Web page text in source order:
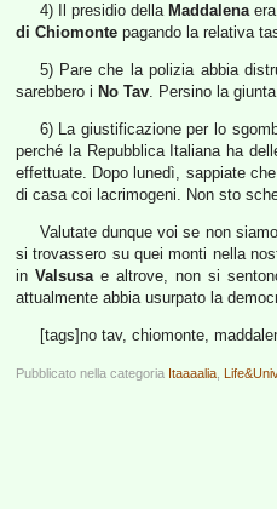
4) Il presidio della Maddalenaera
di Chiomonte pagando la relativa
5) Pare che la polizia abbia
sarebbero i No Tav. Persino la giunta
6) La giustificazione per lo
perché la Repubblica Italiana ha
effettuate. Dopo lunedì, sappiate
di casa coi lacrimogeni. Non sto
Valutate dunque voi se non
si trovassero su quei monti nella
inValsusae altrove, non si
attualmente abbia usurpato la
[tags]no tav, chiomonte,
Pubblicato nella categoria Itaaaalia